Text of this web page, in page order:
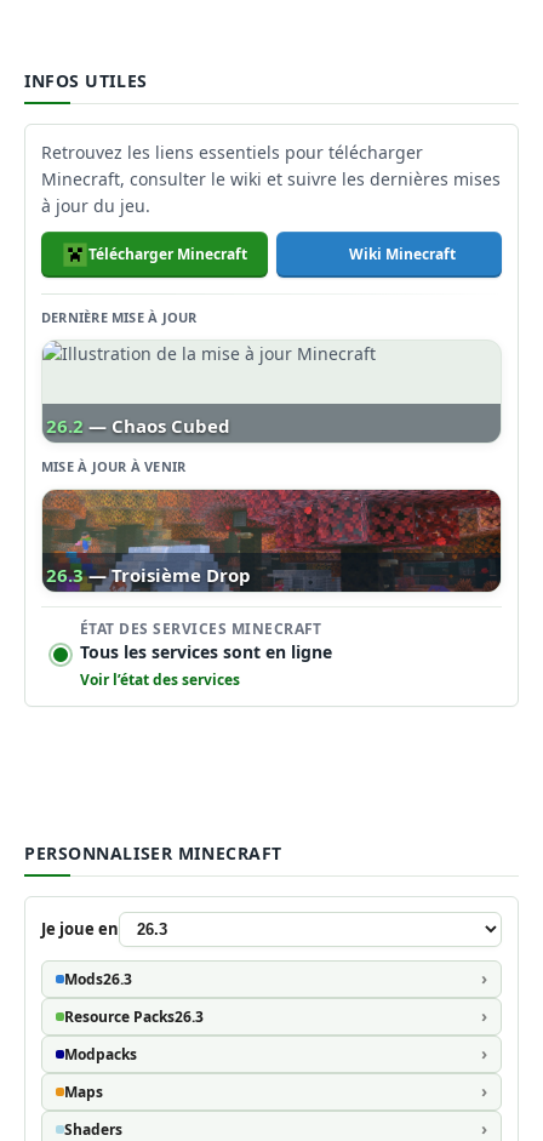
INFOS UTILES
Retrouvez les liens essentiels pour télécharger
Minecraft, consulter le wiki et suivre les dernières mises
à jour du jeu.
Télécharger Minecraft Wiki Minecraft
DERNIÈRE MISE À JOUR
26.2 — Chaos Cubed
MISE À JOUR À VENIR
26.3 — Troisième Drop
ÉTAT DES SERVICES MINECRAFT
Tous les services sont en ligne
Voir l’état des services
PERSONNALISER MINECRAFT
Je joue en
Mods26.3
Resource Packs26.3
Modpacks
Maps
Shaders